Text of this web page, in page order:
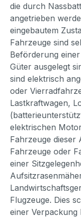
die durch
angetrieben
eingebautem
Fahrzeuge sind
Beförderung
Güter ausgelegt
sind elektrisch
oder
Lastkraftwagen,
elektrischen
Fahrzeuge dieser
Fahrzeuge oder
einer
Flugzeuge. Dies
einer Verpackung